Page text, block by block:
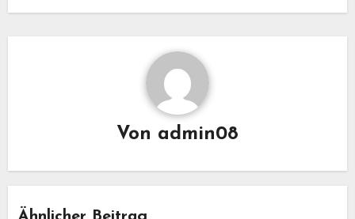
Von admin08